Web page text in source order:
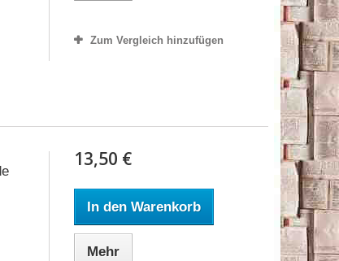
Zum Vergleich hinzufügen
13,50 €
In den Warenkorb
Mehr